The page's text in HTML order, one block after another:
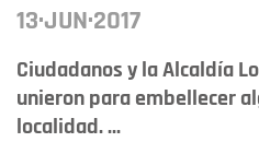
13·JUN·2017
Ciudadanos y la Alcaldía
unieron para embellecer
localidad. ...